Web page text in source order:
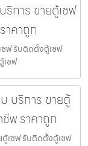
ริการ ขายตู้เซฟ
คาถูก
ซฟ รับติดตั้งตู้เซฟ
เซฟ
บริการ ขายตู้
พ ราคาถูก
เซฟ รับติดตั้งตู้เซฟ